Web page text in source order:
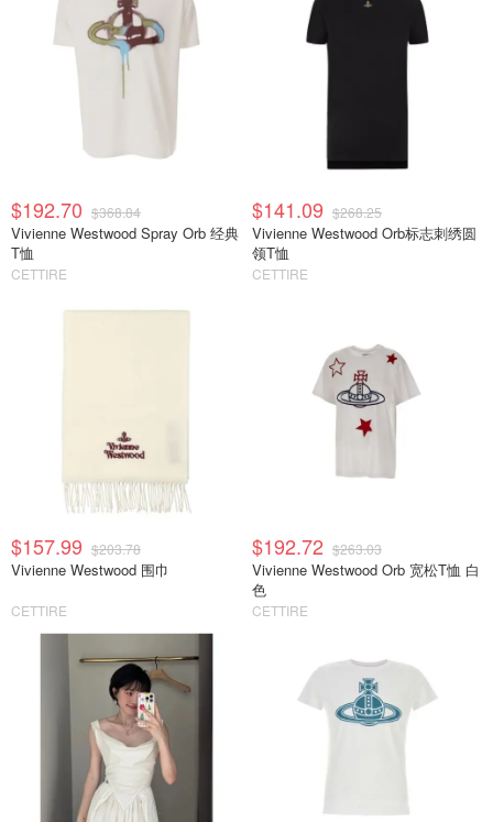
$192.70 $368.84
Vivienne Westwood Spray Orb 经典
T恤
CETTIRE
$141.09 $268.25
Vivienne Westwood Orb标志刺绣圆
领T恤
CETTIRE
$157.99 $203.78
Vivienne Westwood 围巾
CETTIRE
$192.72 $263.03
Vivienne Westwood Orb 宽松T恤 白
色
CETTIRE